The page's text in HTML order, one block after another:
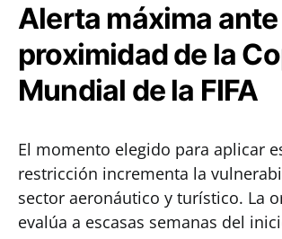
Alerta máxima ante
proximidad de la
Mundial de la FIFA
El momento elegido para aplicar
restricción incrementa la
sector aeronáutico y turístico. La
evalúa a escasas semanas del